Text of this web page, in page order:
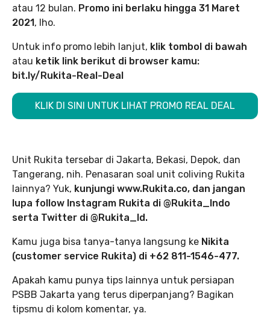
atau 12 bulan. Promo ini berlaku hingga 31 Maret
2021 , lho.
Untuk info promo lebih lanjut, klik tombol di bawah
atau ketik link berikut di browser kamu:
bit.ly/Rukita-Real-Deal
KLIK DI SINI UNTUK LIHAT PROMO REAL DEAL
Unit Rukita tersebar di Jakarta, Bekasi, Depok, dan
Tangerang, nih. Penasaran soal unit coliving Rukita
lainnya? Yuk, kunjungi www.Rukita.co, dan jangan
lupa follow Instagram Rukita di @Rukita_Indo
serta Twitter di @Rukita_Id.
Kamu juga bisa tanya-tanya langsung ke Nikita
(customer service Rukita) di +62 811-1546-477.
Apakah kamu punya tips lainnya untuk persiapan
PSBB Jakarta yang terus diperpanjang? Bagikan
tipsmu di kolom komentar, ya.